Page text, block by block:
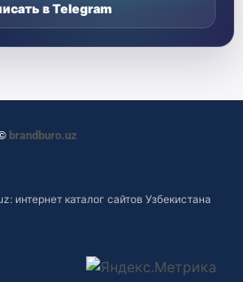
в Telegram
brandburo.uz
интернет каталог сайтов Узбекистана